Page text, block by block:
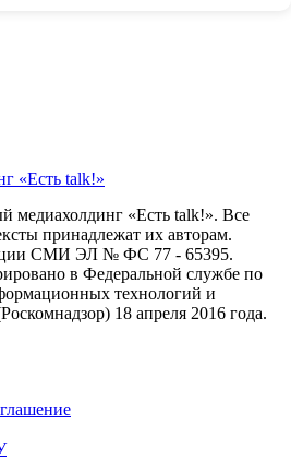
«Есть talk!»
медиахолдинг «Есть talk!». Все
принадлежат их авторам.
СМИ ЭЛ № ФС 77 - 65395.
в Федеральной службе по
технологий и
18 апреля 2016 года.